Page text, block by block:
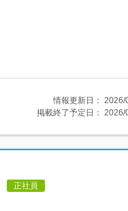
情報更新日： 2026/
掲載終了予定日： 2026/
正社員